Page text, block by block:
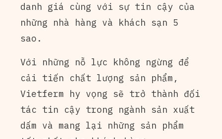
danh giá cùng với sự tin cậy của
những nhà hàng và khách sạn 5
sao.
Với những nỗ lực không ngừng để
cải tiến chất lượng sản phẩm,
Vietferm hy vọng sẽ trở thành đối
tác tin cậy trong ngành sản xuất
dấm và mang lại những sản phẩm